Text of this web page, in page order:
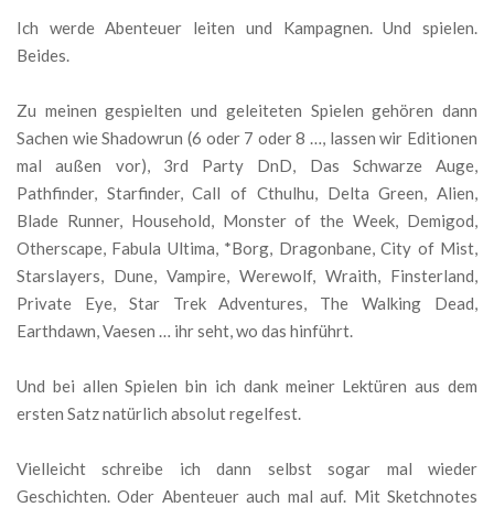
Ich werde Abenteuer leiten und Kampagnen. Und spielen.
Beides.
Zu meinen gespielten und geleiteten Spielen gehören dann
Sachen wie Shadowrun (6 oder 7 oder 8 …, lassen wir Editionen
mal außen vor), 3rd Party DnD, Das Schwarze Auge,
Pathfinder, Starfinder, Call of Cthulhu, Delta Green, Alien,
Blade Runner, Household, Monster of the Week, Demigod,
Otherscape, Fabula Ultima, *Borg, Dragonbane, City of Mist,
Starslayers, Dune, Vampire, Werewolf, Wraith, Finsterland,
Private Eye, Star Trek Adventures, The Walking Dead,
Earthdawn, Vaesen … ihr seht, wo das hinführt.
Und bei allen Spielen bin ich dank meiner Lektüren aus dem
ersten Satz natürlich absolut regelfest.
Vielleicht schreibe ich dann selbst sogar mal wieder
Geschichten. Oder Abenteuer auch mal auf. Mit Sketchnotes